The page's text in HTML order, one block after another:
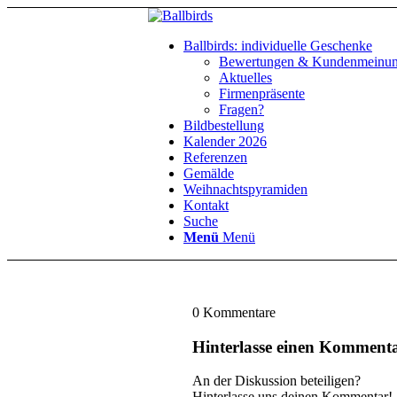
Ballbirds: individuelle Geschenke
Bewertungen &
Aktuelles
Firmenpräsente
Fragen?
Bildbestellung
Kalender 2026
Referenzen
Gemälde
Weihnachtspyramiden
Kontakt
Suche
Menü Menü
0 Kommentare
Hinterlasse einen
An der Diskussion beteiligen?